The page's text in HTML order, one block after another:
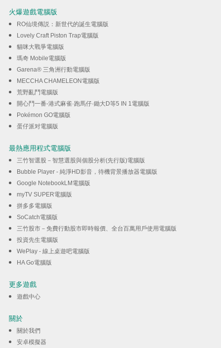
火爆遊戲電腦版
RO仙境傳説：新世代的誕生電腦版
Lovely Craft Piston Trap電腦版
貓咪大戰爭電腦版
瑪奇 Mobile電腦版
Garena® 三角洲行動電腦版
MECCHA CHAMELEON電腦版
荒野亂鬥電腦版
開心鬥一番-港式麻雀·跑馬仔·鋤大D等5 IN 1電腦版
Pokémon GO電腦版
蛋仔派对電腦版
最熱應用程式電腦版
三竹智選股－智慧選股與個股分析(先行版)電腦版
Bubble Player - 純淨HD影音，待機背景播放器電腦版
Google NotebookLM電腦版
myTV SUPER電腦版
拼多多電腦版
SoCatch電腦版
三竹股市－免費行動股市即時報價、全台百萬用戶使用電腦版
投資先生電腦版
WePlay - 線上桌遊吧電腦版
HA Go電腦版
更多遊戲
遊戲中心
關於
關於我們
安卓模擬器